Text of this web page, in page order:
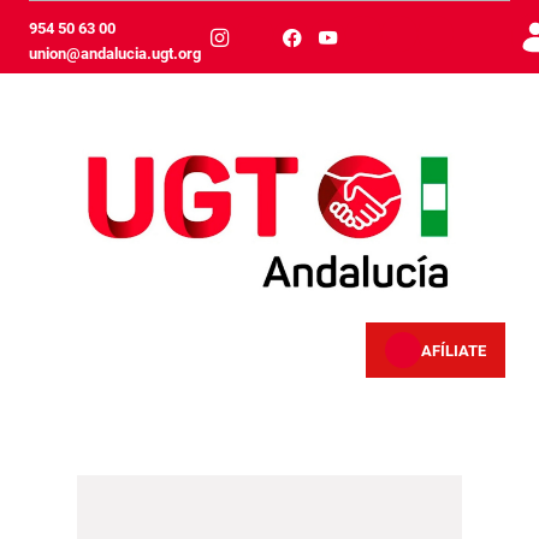
Pular para o Conteúdo principal
954 50 63 00
union@andalucia.ugt.org
AFÍLIATE